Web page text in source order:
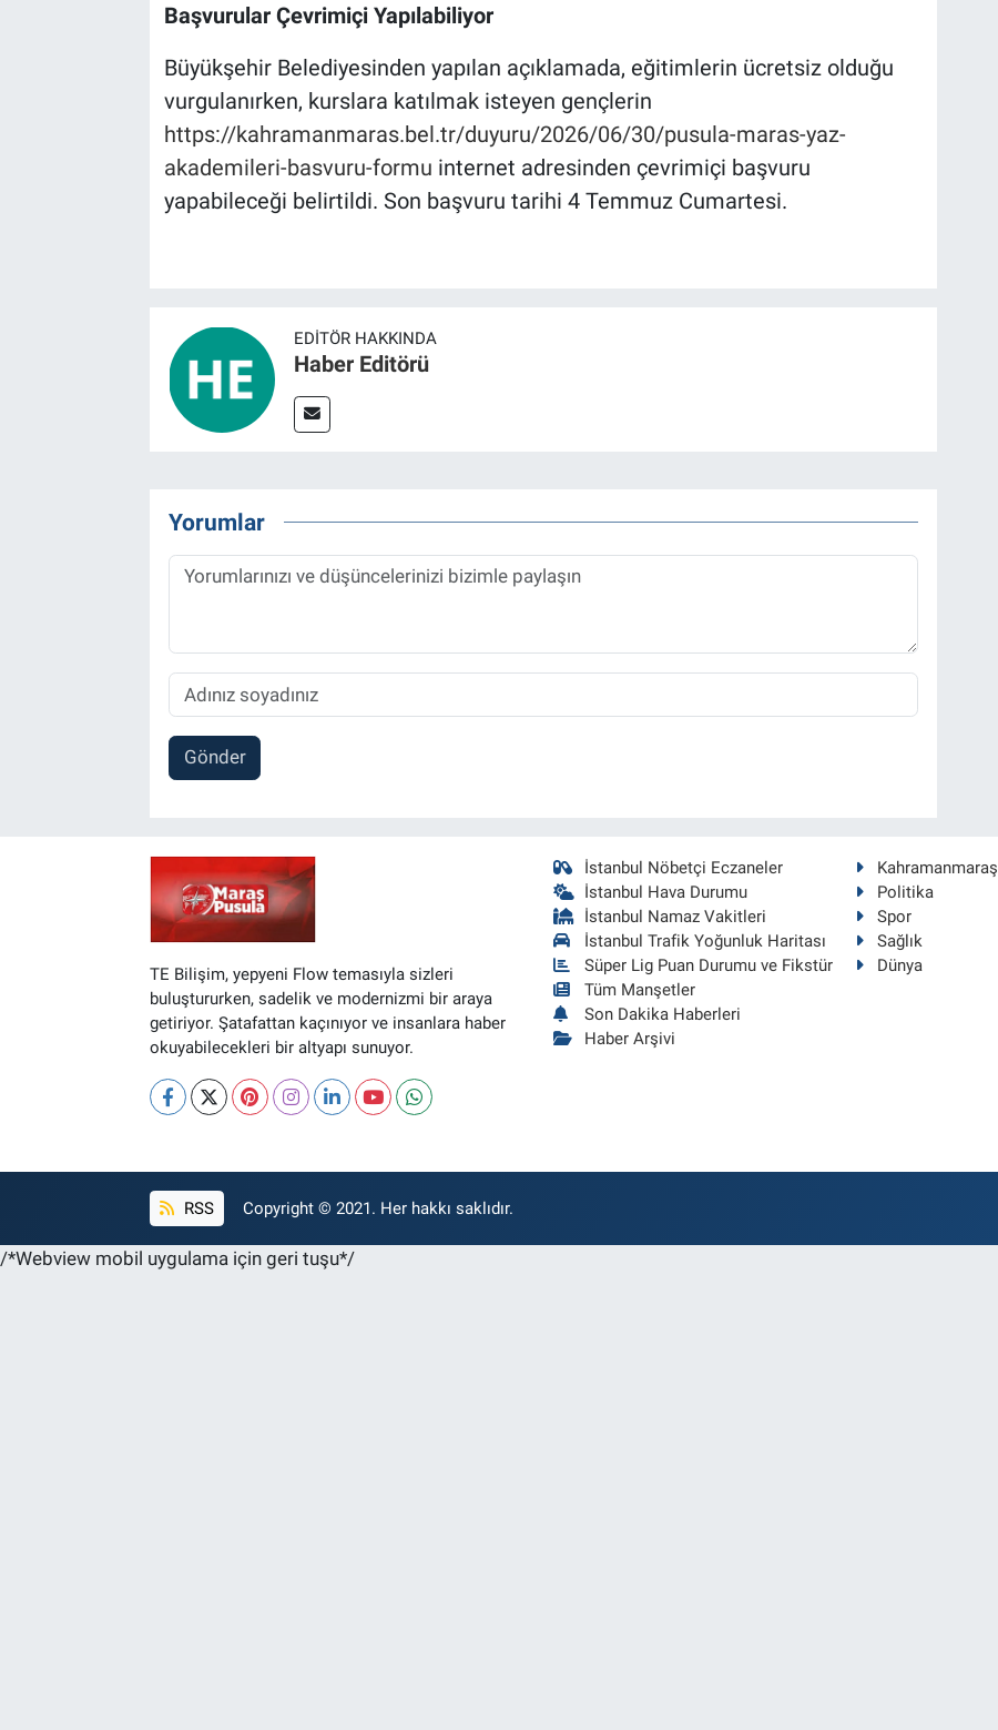
Başvurular Çevrimiçi Yapılabiliyor
Büyükşehir Belediyesinden yapılan açıklamada, eğitimlerin ücretsiz olduğu
vurgulanırken, kurslara katılmak isteyen gençlerin
https://kahramanmaras.bel.tr/duyuru/2026/06/30/pusula-maras-yaz-
akademileri-basvuru-formu internet adresinden çevrimiçi başvuru
yapabileceği belirtildi. Son başvuru tarihi 4 Temmuz Cumartesi.
EDITÖR HAKKINDA
Haber Editörü
Yorumlar
Gönder
TE Bilişim, yepyeni Flow temasıyla sizleri
buluştururken, sadelik ve modernizmi bir araya
getiriyor. Şatafattan kaçınıyor ve insanlara haber
okuyabilecekleri bir altyapı sunuyor.
İstanbul Nöbetçi Eczaneler
İstanbul Hava Durumu
İstanbul Namaz Vakitleri
İstanbul Trafik Yoğunluk Haritası
Süper Lig Puan Durumu ve Fikstür
Tüm Manşetler
Son Dakika Haberleri
Haber Arşivi
Kahramanmaraş
Politika
Spor
Sağlık
Dünya
RSS Copyright © 2021. Her hakkı saklıdır.
/*Webview mobil uygulama için geri tuşu*/